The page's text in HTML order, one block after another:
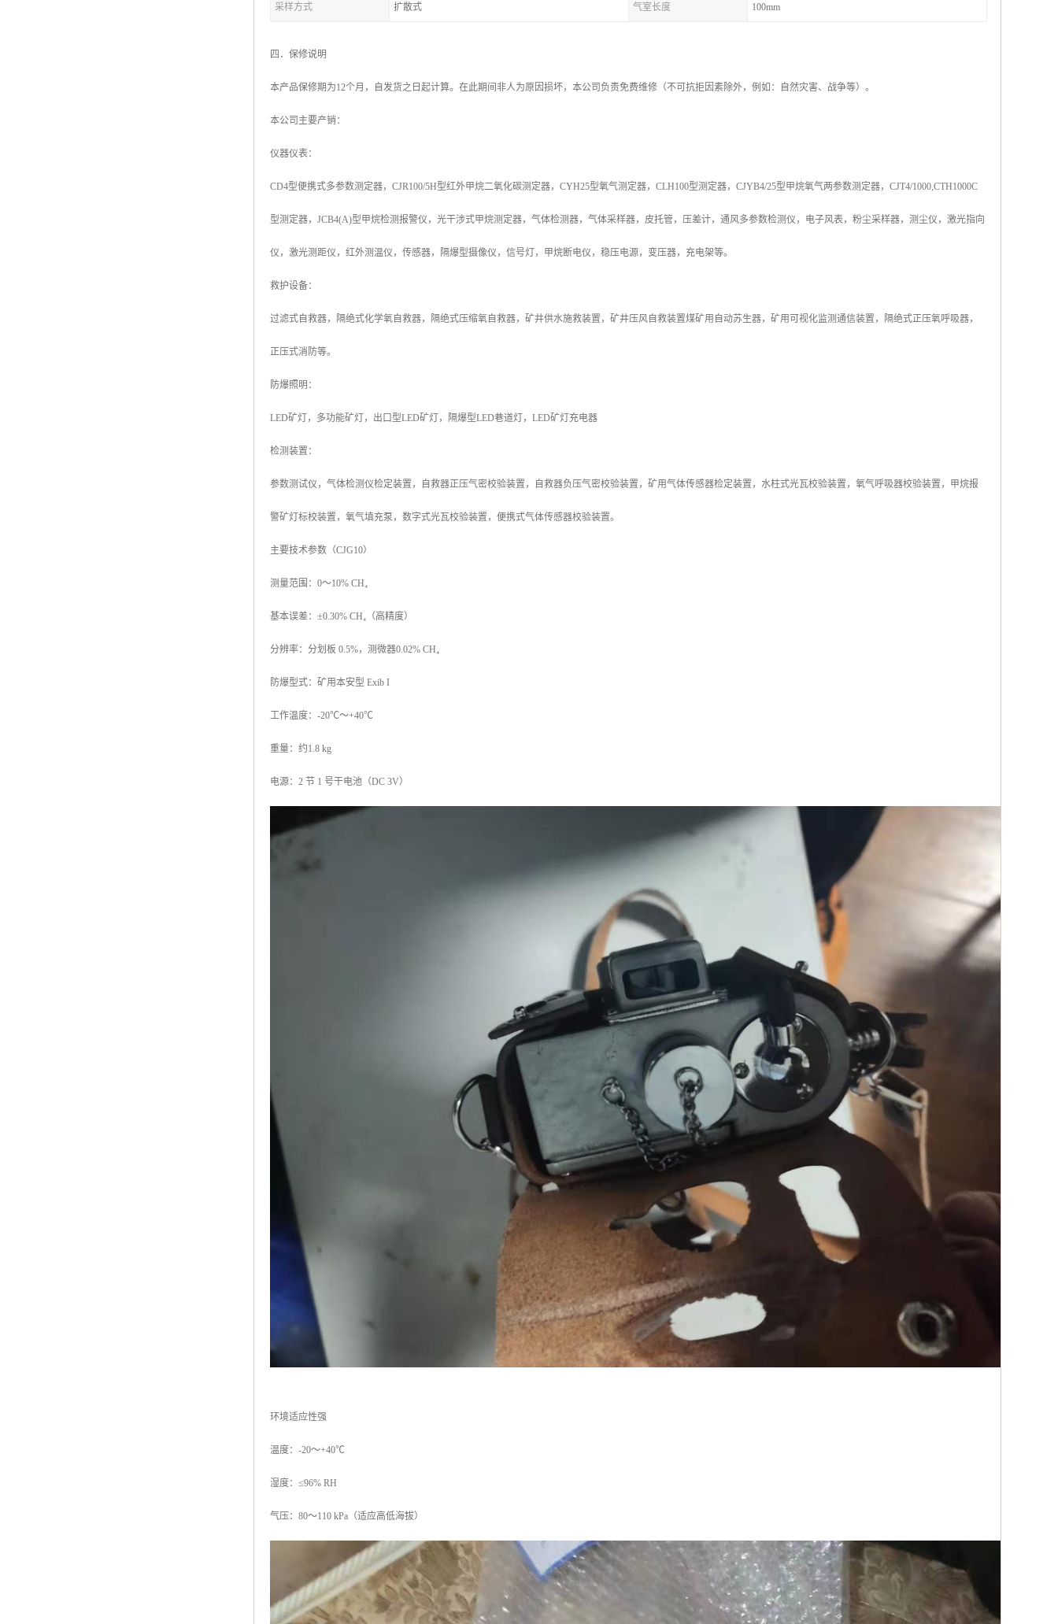
采样方式 扩散式 气室长度 100mm
四．保修说明
本产品保修期为12个月，自发货之日起计算。在此期间非人为原因损坏，本公司负责免费维修（不可抗拒因素除外，例如：自然灾害、战争等）。
本公司主要产销：
仪器仪表：
CD4型便携式多参数测定器，CJR100/5H型红外甲烷二氧化碳测定器，CYH25型氧气测定器，CLH100型测定器，CJYB4/25型甲烷氧气两参数测定器，CJT4/1000,CTH1000C
型测定器，JCB4(A)型甲烷检测报警仪，光干涉式甲烷测定器，气体检测器，气体采样器，皮托管，压差计，通风多参数检测仪，电子风表，粉尘采样器，测尘仪，激光指向
仪，激光测距仪，红外测温仪，传感器，隔爆型摄像仪，信号灯，甲烷断电仪，稳压电源，变压器，充电架等。
救护设备：
过滤式自救器，隔绝式化学氧自救器，隔绝式压缩氧自救器，矿井供水施救装置，矿井压风自救装置煤矿用自动苏生器，矿用可视化监测通信装置，隔绝式正压氧呼吸器，
正压式消防等。
防爆照明：
LED矿灯，多功能矿灯，出口型LED矿灯，隔爆型LED巷道灯，LED矿灯充电器
检测装置：
参数测试仪，气体检测仪检定装置，自救器正压气密校验装置，自救器负压气密校验装置，矿用气体传感器检定装置，水柱式光瓦校验装置，氧气呼吸器校验装置，甲烷报
警矿灯标校装置，氧气填充泵，数字式光瓦校验装置，便携式气体传感器校验装置。
主要技术参数（CJG10）
测量范围：0～10% CH₄
基本误差：±0.30% CH₄（高精度）
分辨率：分划板 0.5%，测微器0.02% CH₄
防爆型式：矿用本安型 Exib I
工作温度：-20℃～+40℃
重量：约1.8 kg
电源：2 节 1 号干电池（DC 3V）
环境适应性强
温度：-20～+40℃
湿度：≤96% RH
气压：80～110 kPa（适应高低海拔）